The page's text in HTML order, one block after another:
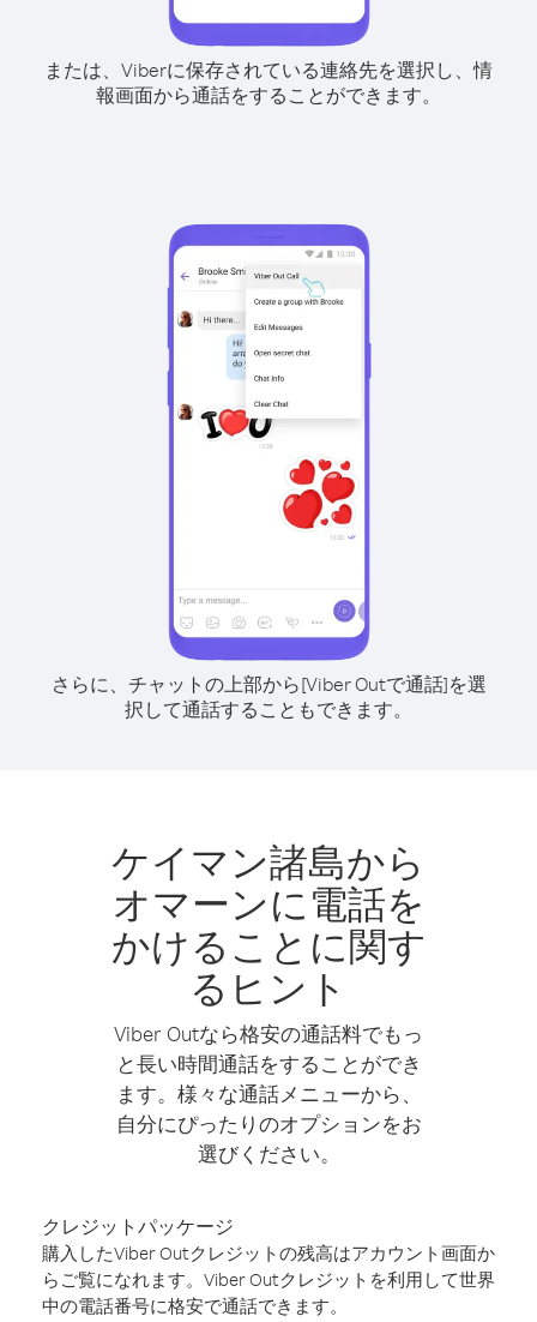
または、Viberに保存されている連絡先を選択し、情
報画面から通話をすることができます。
さらに、チャットの上部から[Viber Outで通話]を選
択して通話することもできます。
ケイマン諸島から
オマーンに電話を
かけることに関す
るヒント
Viber Outなら格安の通話料でもっ
と長い時間通話をすることができ
ます。様々な通話メニューから、
自分にぴったりのオプションをお
選びください。
クレジットパッケージ
購入したViber Outクレジットの残高はアカウント画面か
らご覧になれます。Viber Outクレジットを利用して世界
中の電話番号に格安で通話できます。